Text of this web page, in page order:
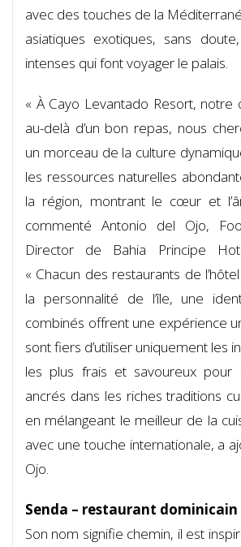
avec des touches de la
asiatiques exotiques, sans
intenses qui font voyager le palais.
« À Cayo Levantado Resort, notre
au-delà d’un bon repas, nous
un morceau de la culture
les ressources naturelles
la région, montrant le cœur et
commenté Antonio del Ojo,
Director de Bahia Principe
« Chacun des restaurants de
la personnalité de l’île, une
combinés offrent une expérience
sont fiers d’utiliser uniquement les
les plus frais et savoureux pour
ancrés dans les riches traditions
en mélangeant le meilleur de la
avec une touche internationale, a
Ojo.
Senda – restaurant dominicain
Son nom signifie chemin, il est